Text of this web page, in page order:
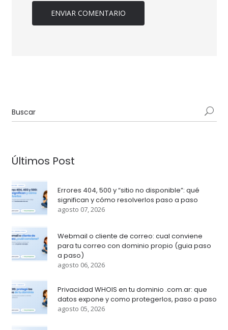
Últimos Post
Errores 404, 500 y “sitio no disponible”: qué
significan y cómo resolverlos paso a paso
agosto 07, 2026
Webmail o cliente de correo: cual conviene
para tu correo con dominio propio (guia paso
a paso)
agosto 06, 2026
Privacidad WHOIS en tu dominio .com.ar: que
datos expone y como protegerlos, paso a paso
agosto 05, 2026